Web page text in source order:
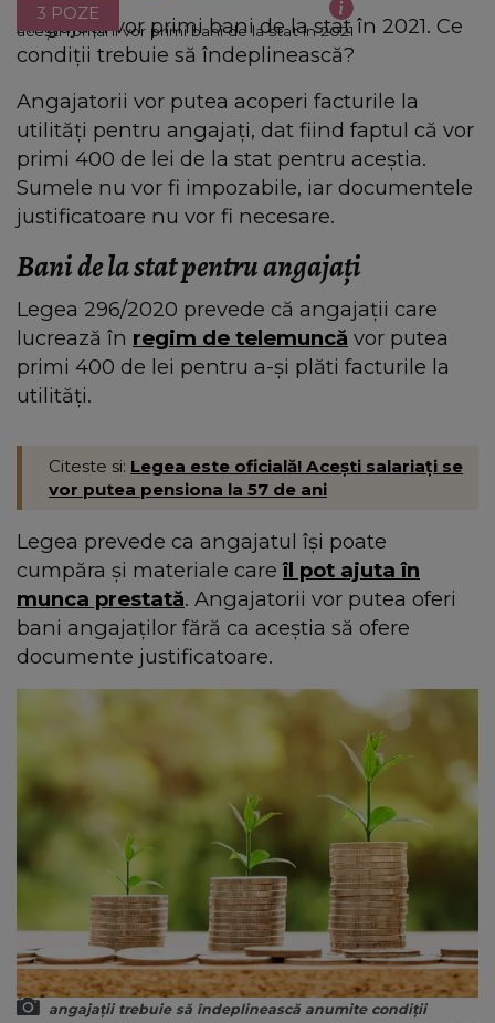
acești români vor primi bani de la stat în 2021
3 POZE
Angajații vor primi bani de la stat în 2021. Ce
condiții trebuie să îndeplinească?
Angajatorii vor putea acoperi facturile la
utilități pentru angajați, dat fiind faptul că vor
primi 400 de lei de la stat pentru aceștia.
Sumele nu vor fi impozabile, iar documentele
justificatoare nu vor fi necesare.
Bani de la stat pentru angajați
Legea 296/2020 prevede că angajații care
lucrează în regim de telemuncă vor putea
primi 400 de lei pentru a-și plăti facturile la
utilități.
Citeste si: Legea este oficială! Acești salariați se
vor putea pensiona la 57 de ani
Legea prevede ca angajatul își poate
cumpăra și materiale careîl pot ajuta în
munca prestată. Angajatorii vor putea oferi
bani angajaților fără ca aceștia să ofere
documente justificatoare.
angajații trebuie să îndeplinească anumite condiții